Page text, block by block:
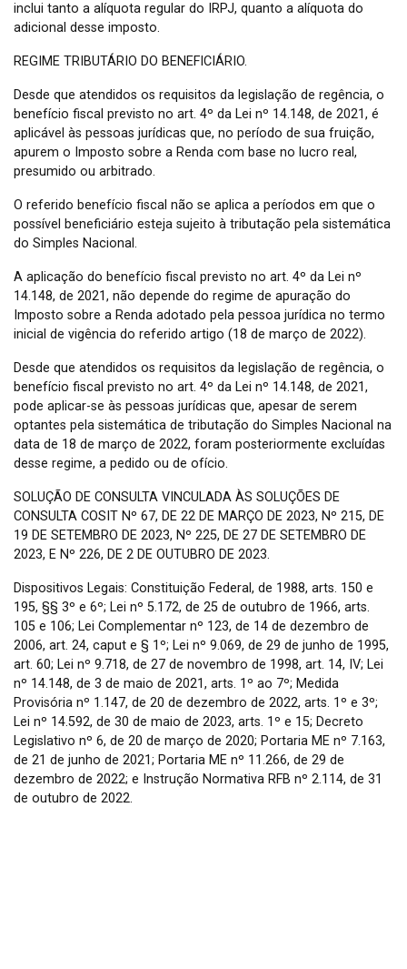
inclui tanto a alíquota regular do IRPJ, quanto a alíquota do
adicional desse imposto.
REGIME TRIBUTÁRIO DO BENEFICIÁRIO.
Desde que atendidos os requisitos da legislação de regência, o
benefício fiscal previsto no art. 4º da Lei nº 14.148, de 2021, é
aplicável às pessoas jurídicas que, no período de sua fruição,
apurem o Imposto sobre a Renda com base no lucro real,
presumido ou arbitrado.
O referido benefício fiscal não se aplica a períodos em que o
possível beneficiário esteja sujeito à tributação pela sistemática
do Simples Nacional.
A aplicação do benefício fiscal previsto no art. 4º da Lei nº
14.148, de 2021, não depende do regime de apuração do
Imposto sobre a Renda adotado pela pessoa jurídica no termo
inicial de vigência do referido artigo (18 de março de 2022).
Desde que atendidos os requisitos da legislação de regência, o
benefício fiscal previsto no art. 4º da Lei nº 14.148, de 2021,
pode aplicar-se às pessoas jurídicas que, apesar de serem
optantes pela sistemática de tributação do Simples Nacional na
data de 18 de março de 2022, foram posteriormente excluídas
desse regime, a pedido ou de ofício.
SOLUÇÃO DE CONSULTA VINCULADA ÀS SOLUÇÕES DE
CONSULTA COSIT Nº 67, DE 22 DE MARÇO DE 2023, Nº 215, DE
19 DE SETEMBRO DE 2023, Nº 225, DE 27 DE SETEMBRO DE
2023, E Nº 226, DE 2 DE OUTUBRO DE 2023.
Dispositivos Legais: Constituição Federal, de 1988, arts. 150 e
195, §§ 3º e 6º; Lei nº 5.172, de 25 de outubro de 1966, arts.
105 e 106; Lei Complementar nº 123, de 14 de dezembro de
2006, art. 24, caput e § 1º; Lei nº 9.069, de 29 de junho de 1995,
art. 60; Lei nº 9.718, de 27 de novembro de 1998, art. 14, IV; Lei
nº 14.148, de 3 de maio de 2021, arts. 1º ao 7º; Medida
Provisória nº 1.147, de 20 de dezembro de 2022, arts. 1º e 3º;
Lei nº 14.592, de 30 de maio de 2023, arts. 1º e 15; Decreto
Legislativo nº 6, de 20 de março de 2020; Portaria ME nº 7.163,
de 21 de junho de 2021; Portaria ME nº 11.266, de 29 de
dezembro de 2022; e Instrução Normativa RFB nº 2.114, de 31
de outubro de 2022.